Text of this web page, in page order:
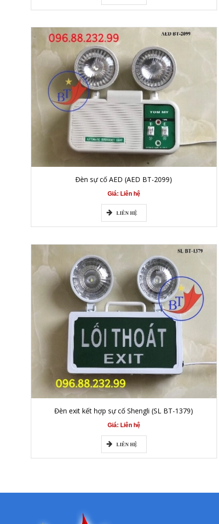
Đèn sự cố AED (AED BT-2099)
Giá: Liên hệ
LIÊN HỆ
Đèn exit kết hợp sự cố Shengli (SL BT-1379)
Giá: Liên hệ
LIÊN HỆ